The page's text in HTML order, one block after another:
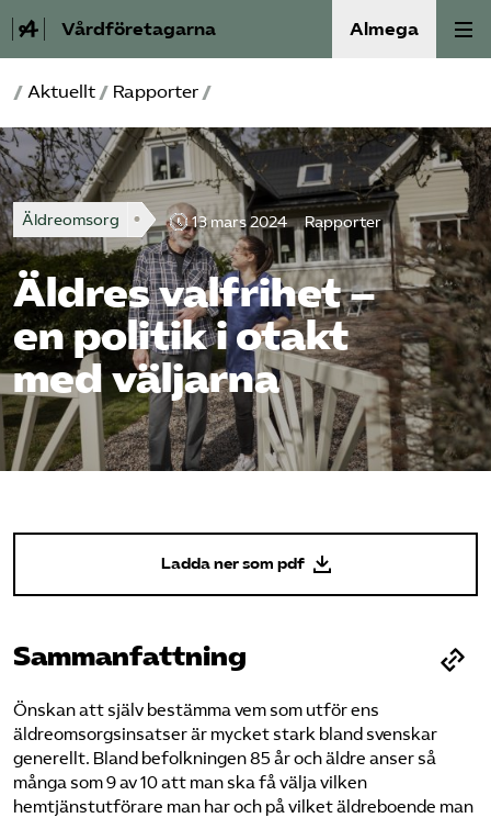
Vårdföretagarna Almega
Välfärdskriminalitet
Valmanifest
Medlemskap
Aktiviteter
Våra frågor
Om oss
Kontakt
Bli medlem
Logga in på Arbetsgivarguiden
/ Aktuellt / Rapporter /
Äldreomsorg 13 mars 2024 Rapporter
Äldres valfrihet –
en politik i otakt
med väljarna
Sammanfattning
Önskan att själv bestämma vem som utför ens
äldreomsorgsinsatser är mycket stark bland svenskar
generellt. Bland befolkningen 85 år och äldre anser så
många som 9 av 10 att man ska få välja vilken
hemtjänstutförare man har och på vilket äldreboende man
Ladda ner som pdf